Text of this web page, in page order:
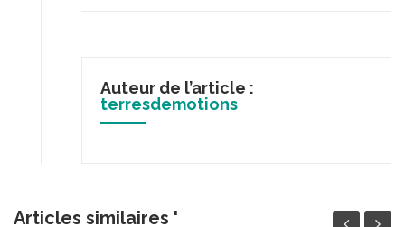
Auteur de l’article :
terresdemotions
Articles similaires '